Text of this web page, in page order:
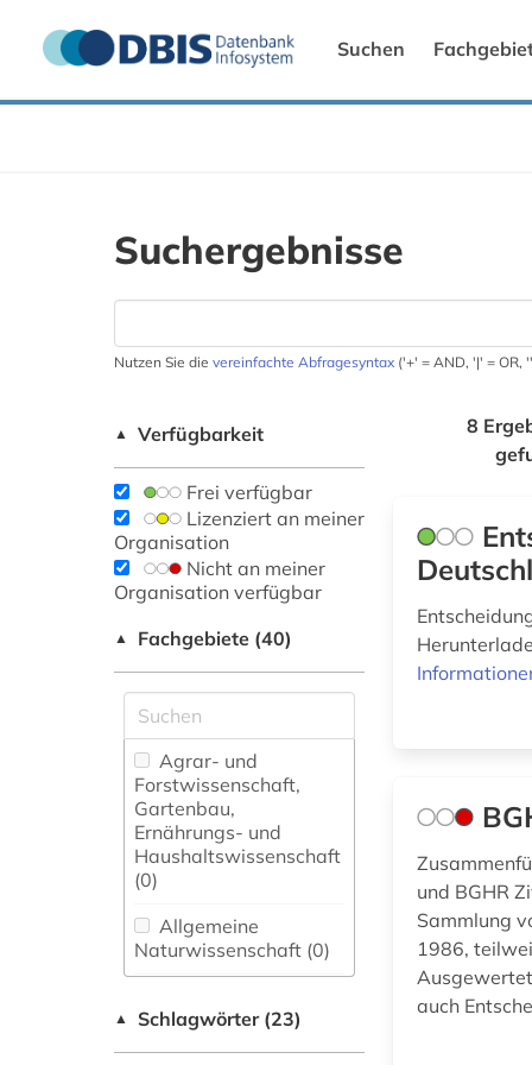
Suchen
Suchergebnisse
Nutzen Sie die vereinfachte Abfragesyntax ('+' = AND, '|' = OR,
▲ Verfügbarkeit
Frei verfügbar
Lizenziert an meiner
Organisation
Nicht an meiner
Organisation verfügbar
▲ Fachgebiete (40)
Agrar- und
Forstwissenschaft,
Gartenbau,
Ernährungs- und
Haushaltswissenschaft
(0)
Allgemeine
Naturwissenschaft (0)
fachübergreifende
▲ Schlagwörter (23)
8
und BGHR
Sammlung
1986,
auch